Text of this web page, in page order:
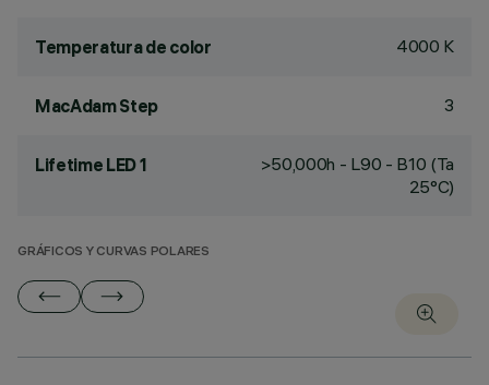
Temperatura de color 4000 K
MacAdam Step 3
Lifetime LED 1
>50,000h - L90 - B10 (Ta
25°C)
GRÁFICOS Y CURVAS POLARES